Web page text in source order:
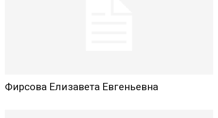
Фирсова Елизавета Евгеньевна